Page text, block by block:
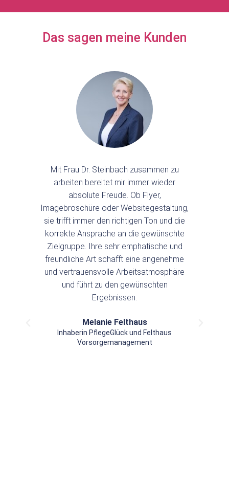
Das sagen meine Kunden
Mit Frau Dr. Steinbach zusammen zu
arbeiten bereitet mir immer wieder
absolute Freude. Ob Flyer,
Imagebroschüre oder Websitegestaltung,
sie trifft immer den richtigen Ton und die
korrekte Ansprache an die gewünschte
Zielgruppe. Ihre sehr emphatische und
freundliche Art schafft eine angenehme
und vertrauensvolle Arbeitsatmosphäre
und führt zu den gewünschten
Ergebnissen.
Melanie Felthaus
Inhaberin PflegeGlück und Felthaus
Vorsorgemanagement